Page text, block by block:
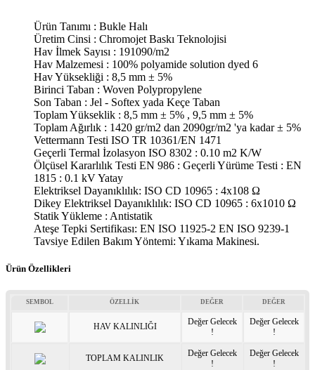
Ürün Tanımı : Bukle Halı
Üretim Cinsi : Chromojet Baskı Teknolojisi
Hav İlmek Sayısı : 191090/m2
Hav Malzemesi : 100% polyamide solution dyed 6
Hav Yüksekliği : 8,5 mm ± 5%
Birinci Taban : Woven Polypropylene
Son Taban : Jel - Softex yada Keçe Taban
Toplam Yükseklik : 8,5 mm ± 5% , 9,5 mm ± 5%
Toplam Ağırlık : 1420 gr/m2 dan 2090gr/m2 'ya kadar ± 5%
Vettermann Testi ISO TR 10361/EN 1471
Geçerli Termal İzolasyon ISO 8302 : 0.10 m2 K/W
Ölçüsel Kararlılık Testi EN 986 : Geçerli Yürüme Testi : EN
1815 : 0.1 kV Yatay
Elektriksel Dayanıklılık: ISO CD 10965 : 4x108 Ω
Dikey Elektriksel Dayanıklılık: ISO CD 10965 : 6x1010 Ω
Statik Yükleme : Antistatik
Ateşe Tepki Sertifikası: EN ISO 11925-2 EN ISO 9239-1
Tavsiye Edilen Bakım Yöntemi: Yıkama Makinesi.
Ürün Özellikleri
SEMBOL ÖZELLİK DEĞER DEĞER
HAV KALINLIĞI
Değer Gelecek
!
Değer Gelecek
!
TOPLAM KALINLIK
Değer Gelecek
!
Değer Gelecek
!